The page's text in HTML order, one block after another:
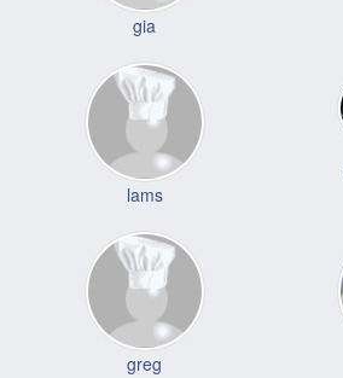
gia
lams
greg